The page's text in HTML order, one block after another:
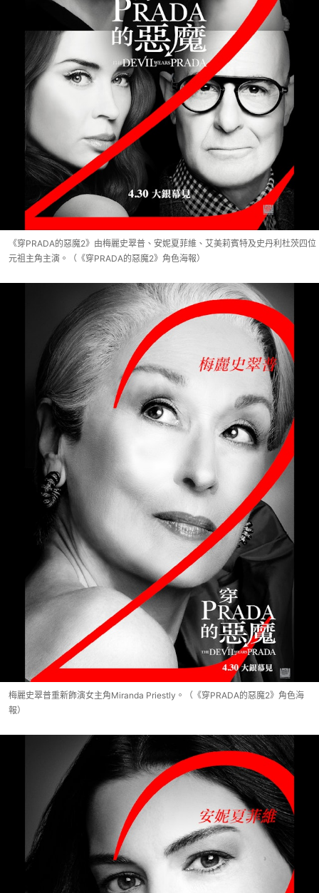
《穿PRADA的惡魔2》由梅麗史翠普、安妮夏菲維、艾美莉賓特及史丹利杜茨四位
元祖主角主演。（《穿PRADA的惡魔2》角色海報）
梅麗史翠普重新飾演女主角Miranda Priestly。（《穿PRADA的惡魔2》角色海
報）